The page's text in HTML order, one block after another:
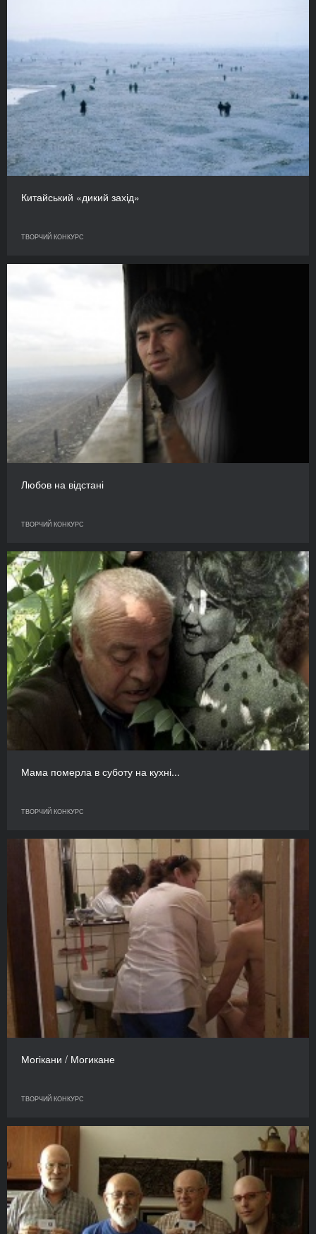
Китайський «дикий захід»
ТВОРЧИЙ КОНКУРС
Любов на відстані
ТВОРЧИЙ КОНКУРС
Мама померла в суботу на кухні...
ТВОРЧИЙ КОНКУРС
Могікани / Могикане
ТВОРЧИЙ КОНКУРС